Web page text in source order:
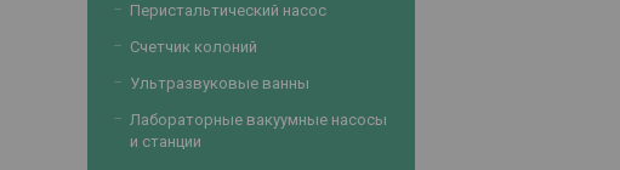
Перистальтический насос
Счетчик колоний
Ультразвуковые ванны
Лабораторные вакуумные насосы
и станции